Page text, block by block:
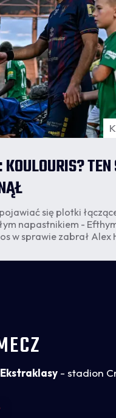
się plotki
napastnikiem -
w sprawie zabrał
- stadion